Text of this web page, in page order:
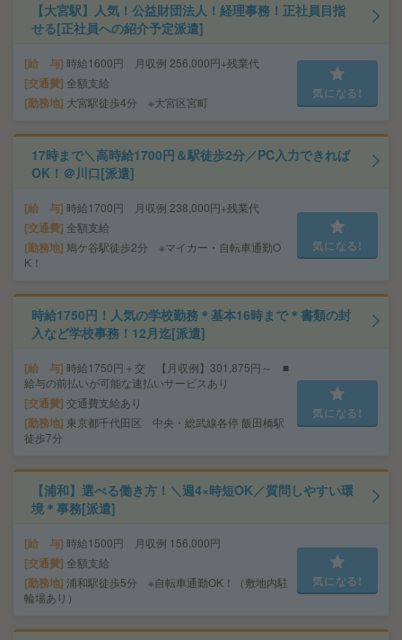
【大宮駅】人気！公益財団法人！経理事務！正社員目指
せる[正社員への紹介予定派遣]
給 与 時給1600円 月収例 256,000円+残業代
交通費 全額支給
勤務地 大宮駅徒歩4分 ※大宮区宮町
気になる!
17時まで＼高時給1700円＆駅徒歩2分／PC入力できれば
OK！＠川口[派遣]
給 与 時給1700円 月収例 238,000円+残業代
交通費 全額支給
勤務地 鳩ケ谷駅徒歩2分 ※マイカー・自転車通勤O
K！
気になる!
時給1750円！人気の学校勤務＊基本16時まで＊書類の封
入など学校事務！12月迄[派遣]
給 与 時給1750円＋交 【月収例】301,875円～ ■
給与の前払いが可能な速払いサービスあり
交通費 交通費支給あり
勤務地 東京都千代田区 中央・総武線各停 飯田橋駅
徒歩7分
気になる!
【浦和】選べる働き方！＼週4×時短OK／質問しやすい環
境＊事務[派遣]
給 与 時給1500円 月収例 156,000円
交通費 全額支給
勤務地 浦和駅徒歩5分 ※自転車通勤OK！（敷地内駐
輪場あり）
気になる!